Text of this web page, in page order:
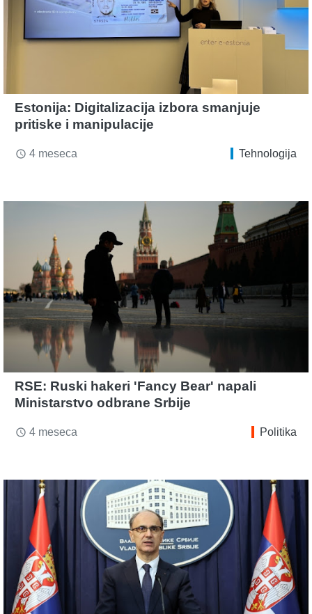
Estonija: Digitalizacija izbora smanjuje
pritiske i manipulacije
access_time 4 meseca Tehnologija
RSE: Ruski hakeri 'Fancy Bear' napali
Ministarstvo odbrane Srbije
access_time 4 meseca Politika